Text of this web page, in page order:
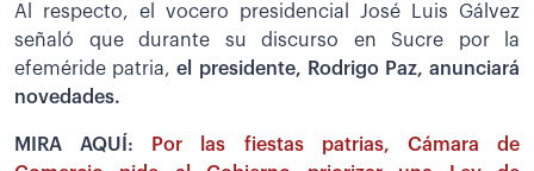
Al respecto, el vocero presidencial José Luis Gálvez
señaló que durante su discurso en Sucre por la
efeméride patria,el presidente, Rodrigo Paz, anunciará
novedades.
MIRA AQUÍ:
Por las fiestas patrias, Cámara de